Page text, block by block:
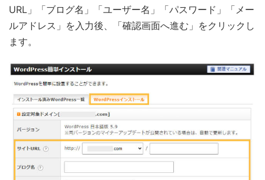
URL」「ブログ名」「ユーザー名」「パスワード」「メー
ルアドレス」を入力後、「確認画面へ進む」をクリックし
ます。